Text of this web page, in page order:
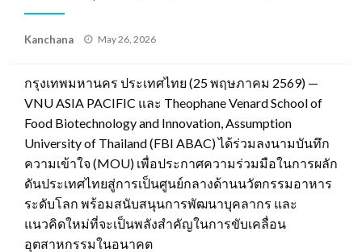
Kanchana
Posted
May 26, 2026
กรุงเทพมหานคร ประเทศไทย (25 พฤษภาคม 2569) —
VNU ASIA PACIFIC และ Theophane Venard School of
Food Biotechnology and Innovation, Assumption
University of Thailand (FBI ABAC) ได้ร่วมลงนามบันทึก
ความเข้าใจ (MOU) เพื่อประกาศความร่วมมือในการผลัก
ดันประเทศไทยสู่การเป็นศูนย์กลางด้านนวัตกรรมอาหาร
ระดับโลก พร้อมสนับสนุนการพัฒนาบุคลากร และ
แนวคิดใหม่ที่จะเป็นพลังสำคัญในการขับเคลื่อน
อุตสาหกรรมในอนาคต